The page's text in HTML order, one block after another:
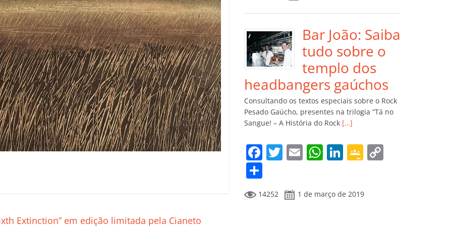
Extinction” em edição limitada pela Cianeto
b
o
o
k
A
p
p
dI
n
e
Cl
a
ss
ro
o
m
Li
n
k
p
ar
til
h
ar
Bar João: Saiba
tudo sobre o
templo dos
headbangers gaúchos
Consultando os textos especiais sobre o Rock
Pesado Gaúcho, presentes na trilogia “Tá no
Sangue! – A História do Rock […]
F
e
T
itt
er
E
l
W
s
Li
e
G
gl
o
m
14252 1 de março de 2019